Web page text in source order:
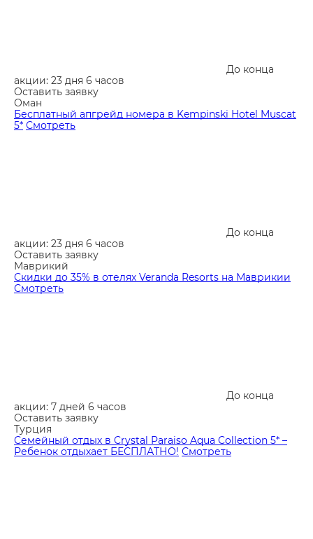
До конца
акции: 23 дня 6 часов
Оставить заявку
Оман
Бесплатный апгрейд номера в Kempinski Hotel Muscat
5* Смотреть
До конца
акции: 23 дня 6 часов
Оставить заявку
Маврикий
Скидки до 35% в отелях Veranda Resorts на Маврикии
Смотреть
До конца
акции: 7 дней 6 часов
Оставить заявку
Турция
Семейный отдых в Crystal Paraiso Aqua Collection 5* –
Ребенок отдыхает БЕСПЛАТНО! Смотреть